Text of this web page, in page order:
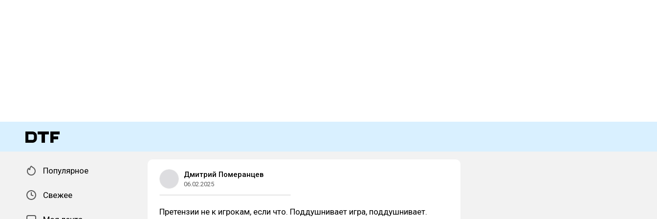
Популярное
Свежее
Дмитрий Померанцев
06.02.2025
Претензии не к игрокам, если что. Поддушнивает игра, поддушнивает.